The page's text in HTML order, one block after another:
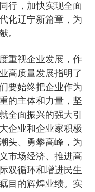
行，加快实现全面
化辽宁新篇章，为
。
重视企业发展，作
高质量发展指明了
要始终把企业作为
的主体和力量，坚
全面振兴的强大引
企业和企业家积极
头、勇攀高峰，为
市场经济、推进高
双循环和增进民生
目的辉煌业绩。实